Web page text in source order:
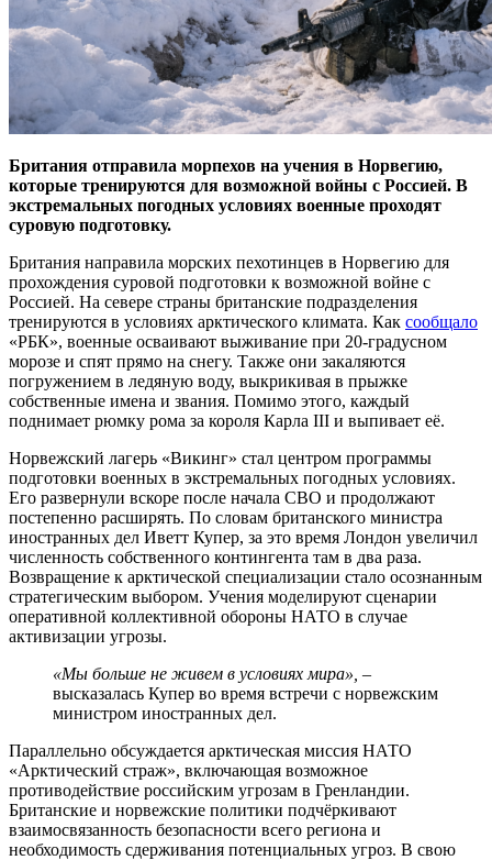
Британия отправила морпехов на учения в Норвегию,
которые тренируются для возможной войны с Россией. В
экстремальных погодных условиях военные проходят
суровую подготовку.
Британия направила морских пехотинцев в Норвегию для
прохождения суровой подготовки к возможной войне с
Россией. На севере страны британские подразделения
тренируются в условиях арктического климата. Как сообщало
«РБК», военные осваивают выживание при 20-градусном
морозе и спят прямо на снегу. Также они закаляются
погружением в ледяную воду, выкрикивая в прыжке
собственные имена и звания. Помимо этого, каждый
поднимает рюмку рома за короля Карла III и выпивает её.
Норвежский лагерь «Викинг» стал центром программы
подготовки военных в экстремальных погодных условиях.
Его развернули вскоре после начала СВО и продолжают
постепенно расширять. По словам британского министра
иностранных дел Иветт Купер, за это время Лондон увеличил
численность собственного контингента там в два раза.
Возвращение к арктической специализации стало осознанным
стратегическим выбором. Учения моделируют сценарии
оперативной коллективной обороны НАТО в случае
активизации угрозы.
«Мы больше не живем в условиях мира», –
высказалась Купер во время встречи с норвежским
министром иностранных дел.
Параллельно обсуждается арктическая миссия НАТО
«Арктический страж», включающая возможное
противодействие российским угрозам в Гренландии.
Британские и норвежские политики подчёркивают
взаимосвязанность безопасности всего региона и
необходимость сдерживания потенциальных угроз. В свою